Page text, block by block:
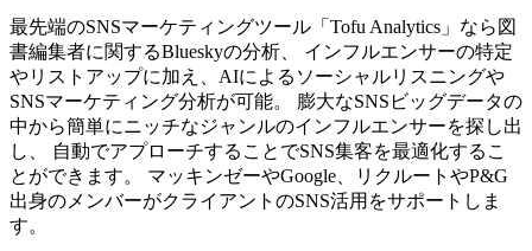
最先端のSNSマーケティングツール「Tofu Analytics」なら図
書編集者に関するBlueskyの分析、 インフルエンサーの特定
やリストアップに加え、AIによるソーシャルリスニングや
SNSマーケティング分析が可能。 膨大なSNSビッグデータの
中から簡単にニッチなジャンルのインフルエンサーを探し出
し、 自動でアプローチすることでSNS集客を最適化するこ
とができます。 マッキンゼーやGoogle、リクルートやP&G
出身のメンバーがクライアントのSNS活用をサポートしま
す。